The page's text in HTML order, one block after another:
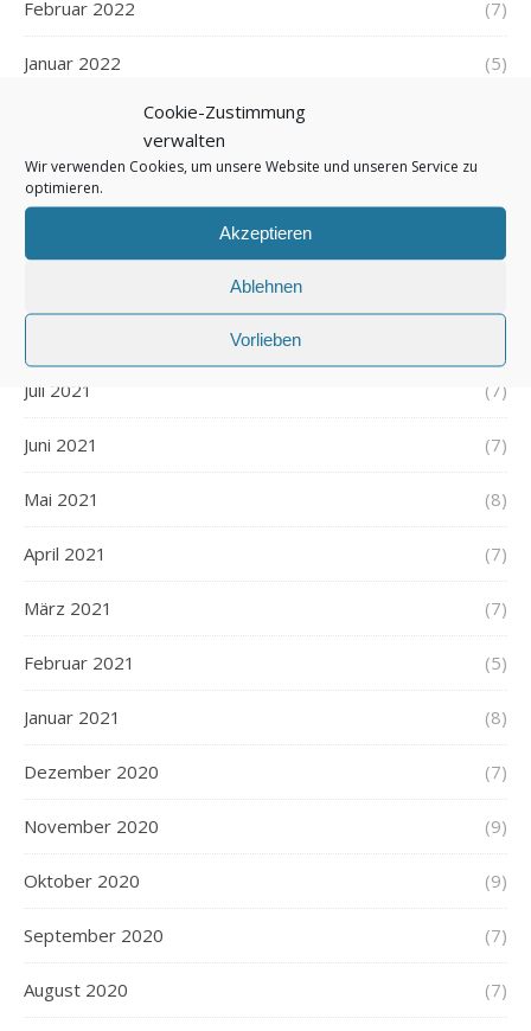
Cookie-Zustimmung
verwalten
Wir verwenden Cookies, um unsere Website und unseren Service zu
optimieren.
Akzeptieren
Ablehnen
Vorlieben
Februar 2022 (7)
Januar 2022 (5)
Dezember 2021
November 2021
Juli 2021 (7)
Juni 2021 (7)
Mai 2021 (8)
April 2021 (7)
März 2021 (7)
Februar 2021 (5)
Januar 2021 (8)
Dezember 2020 (7)
November 2020 (9)
Oktober 2020 (9)
September 2020 (7)
August 2020 (7)